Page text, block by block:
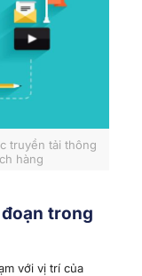
truyền tải thông
hàng
trong
với vị trí của